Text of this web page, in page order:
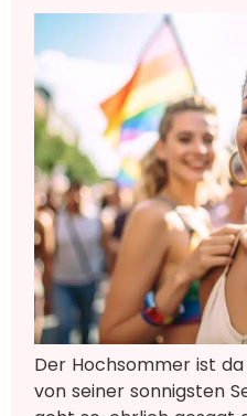
Der Hochsommer ist
von seiner sonnigsten